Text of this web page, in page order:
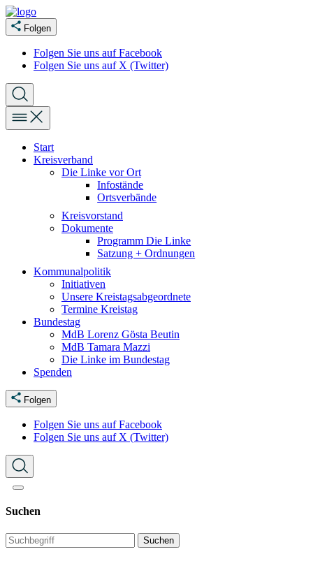
Folgen
Folgen Sie uns auf Facebook
Folgen Sie uns auf X (Twitter)
Start
Kreisverband
Die Linke vor Ort
Infostände
Ortsverbände
Kreisvorstand
Dokumente
Programm Die Linke
Satzung + Ordnungen
Kommunalpolitik
Initiativen
Unsere Kreistagsabgeordnete
Termine Kreistag
Bundestag
MdB Lorenz Gösta Beutin
MdB Tamara Mazzi
Die Linke im Bundestag
Spenden
Folgen
Folgen Sie uns auf Facebook
Folgen Sie uns auf X (Twitter)
Suchen
Suchen